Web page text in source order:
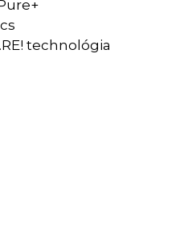
technológia